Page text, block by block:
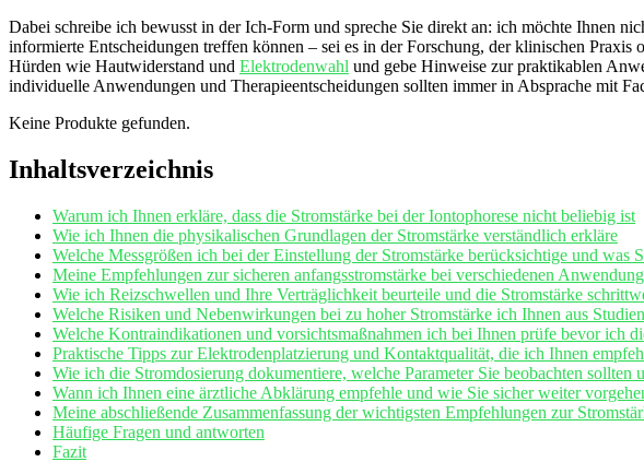
Dabei schreibe ich bewusst in der Ich‑Form und spreche Sie direkt an: ich möchte Ihnen
informierte Entscheidungen treffen können – sei es in der Forschung, der klinischen
Hürden wie Hautwiderstand und Elektrodenwahl und gebe Hinweise zur praktikablen
individuelle Anwendungen und Therapieentscheidungen sollten immer ⁣in Absprache mit
Keine Produkte gefunden.
Inhaltsverzeichnis
Warum ich Ihnen erkläre, dass ⁤die Stromstärke​ bei der Iontophorese nicht beliebig ist
Wie ich Ihnen die physikalischen Grundlagen der Stromstärke verständlich erkläre
Welche Messgrößen ich bei der Einstellung der ​Stromstärke‍ berücksichtige und was
Meine Empfehlungen zur sicheren anfangsstromstärke bei verschiedenen
Wie ich Reizschwellen und Ihre Verträglichkeit beurteile und die Stromstärke
Welche⁢ Risiken und‌ Nebenwirkungen bei zu hoher Stromstärke ich Ihnen aus
Welche Kontraindikationen und vorsichtsmaßnahmen ⁢ich bei Ihnen prüfe bevor ich
Praktische Tipps zur Elektrodenplatzierung und ‍Kontaktqualität, ⁤die ich Ihnen
Wie ich die Stromdosierung ​dokumentiere, welche Parameter Sie beobachten
Wann ich Ihnen eine ärztliche Abklärung empfehle und wie Sie‍ sicher weiter
Meine abschließende Zusammenfassung der wichtigsten Empfehlungen zur
Häufige Fragen und antworten
Fazit